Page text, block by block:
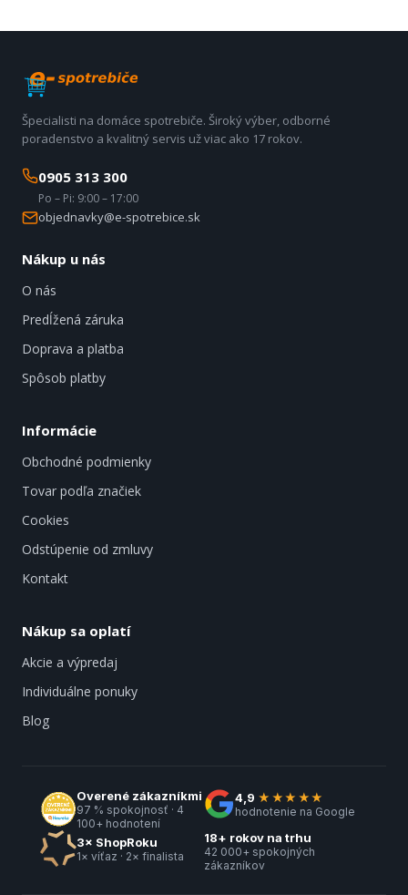
Špecialisti na domáce spotrebiče. Široký výber, odborné
poradenstvo a kvalitný servis už viac ako 17 rokov.
0905 313 300
Po – Pi: 9:00 – 17:00
objednavky@e-spotrebice.sk
Nákup u nás
O nás
Predĺžená záruka
Doprava a platba
Spôsob platby
Informácie
Obchodné podmienky
Tovar podľa značiek
Cookies
Odstúpenie od zmluvy
Kontakt
Nákup sa oplatí
Akcie a výpredaj
Individuálne ponuky
Blog
Overené zákazníkmi
97 % spokojnosť · 4
100+ hodnotení
4,9 ★★★★★
hodnotenie na Google
3× ShopRoku
1× víťaz · 2× finalista
18+ rokov na trhu
42 000+ spokojných
zákazníkov